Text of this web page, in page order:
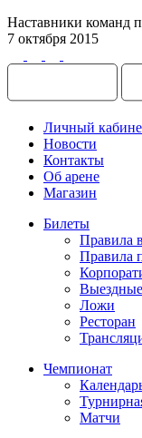
Наставники команд
7 октября 2015
Личный
Новости
Контакты
Об арене
Магазин
Билеты
Правила
Правила
Ложи
Ресторан
Чемпионат
Матчи